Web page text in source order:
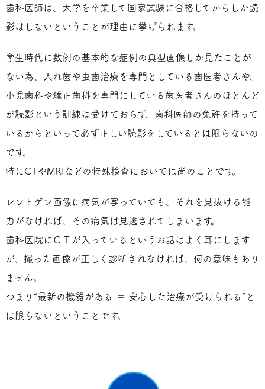
歯科医師は、大学を卒業して国家試験に合格してからしか読
影はしないということが理由に挙げられます。
学生時代に数例の基本的な症例の典型画像しか見たことが
ない為、入れ歯や虫歯治療を専門としている歯医者さんや、
小児歯科や矯正歯科を専門にしている歯医者さんのほとんど
が読影という訓練は受けておらず、歯科医師の免許を持って
いるからといって必ず正しい読影をしているとは限らないの
です。
特にCTやMRIなどの特殊検査においては尚のことです。
レントゲン画像に病気が写っていても、それを見抜ける能
力がなければ、その病気は見逃されてしまいます。
歯科医院にＣＴが入っているというお話はよく耳にします
が、撮った画像が正しく診断されなければ、何の意味もあり
ません。
つまり“最新の機器がある ＝ 安心した治療が受けられる”と
は限らないということです。